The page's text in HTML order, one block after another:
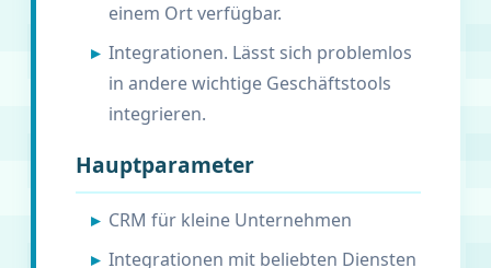
einem Ort verfügbar.
Integrationen. Lässt sich problemlos
in andere wichtige Geschäftstools
integrieren.
Hauptparameter
CRM für kleine Unternehmen
Integrationen mit beliebten Diensten